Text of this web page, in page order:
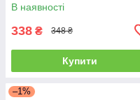
В наявності
338 ₴ 348 ₴
Купити
–1%